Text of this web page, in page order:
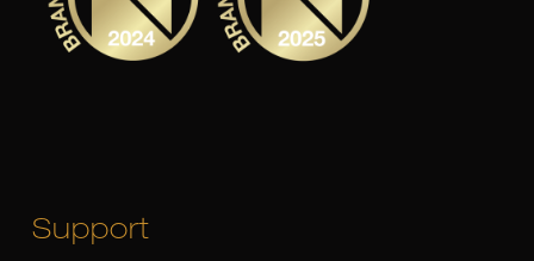
Support